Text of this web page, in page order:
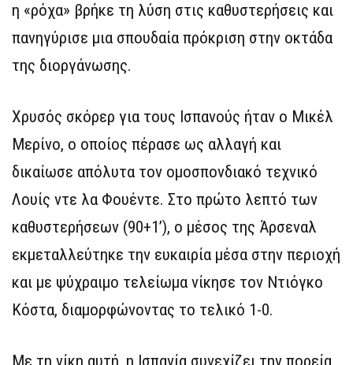
η «ρόχα» βρήκε τη λύση στις καθυστερήσεις και
πανηγύρισε μια σπουδαία πρόκριση στην οκτάδα
της διοργάνωσης.
Χρυσός σκόρερ για τους Ισπανούς ήταν ο Μικέλ
Μερίνο, ο οποίος πέρασε ως αλλαγή και
δικαίωσε απόλυτα τον ομοσπονδιακό τεχνικό
Λουίς ντε λα Φουέντε. Στο πρώτο λεπτό των
καθυστερήσεων (90+1’), ο μέσος της Άρσεναλ
εκμεταλλεύτηκε την ευκαιρία μέσα στην περιοχή
και με ψύχραιμο τελείωμα νίκησε τον Ντιόγκο
Κόστα, διαμορφώνοντας το τελικό 1-0.
Με τη νίκη αυτή, η Ισπανία συνεχίζει την πορεία